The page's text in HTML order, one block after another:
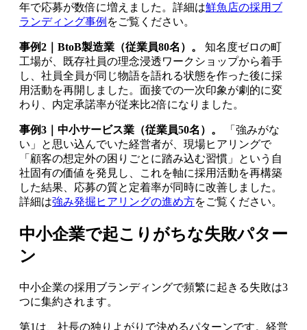
年で応募が数倍に増えました。詳細は鮮魚店の採用ブ
ランディング事例 をご覧ください。
事例2｜BtoB製造業（従業員80名）。
知名度ゼロの町
工場が、既存社員の理念浸透ワークショップから着手
し、社員全員が同じ物語を語れる状態を作った後に採
用活動を再開しました。面接での一次印象が劇的に変
わり、内定承諾率が従来比2倍になりました。
事例3｜中小サービス業（従業員50名）。
「強みがな
い」と思い込んでいた経営者が、現場ヒアリングで
「顧客の想定外の困りごとに踏み込む習慣」という自
社固有の価値を発見し、これを軸に採用活動を再構築
した結果、応募の質と定着率が同時に改善しました。
詳細は強み発掘ヒアリングの進め方をご覧ください。
中小企業で起こりがちな失敗パター
ン
中小企業の採用ブランディングで頻繁に起きる失敗は3
つに集約されます。
第1は、社長の独りよがりで決めるパターンです。経営